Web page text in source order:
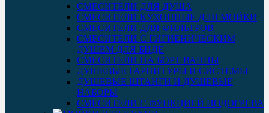
СМЕСИТЕЛИ ДЛЯ ДУША
СМЕСИТЕЛИ КУХОННЫЕ ДЛЯ МОЙКИ
СМЕСИТЕЛИ ДЛЯ ФИЛЬТРОВ
СМЕСИТЕЛИ С ГИГИЕНИЧЕСКИМ
ДУШЕМ ДЛЯ БИДЕ
СМЕСИТЕЛИ НА БОРТ ВАННЫ
ДУШЕВЫЕ ГАРНИТУРЫ И СИСТЕМЫ
ДУШЕВЫЕ ШТАНГИ И ДУШЕВЫЕ
НАБОРЫ
СМЕСИТЕЛИ С ФУНКЦИЕЙ ПОДОГРЕВА